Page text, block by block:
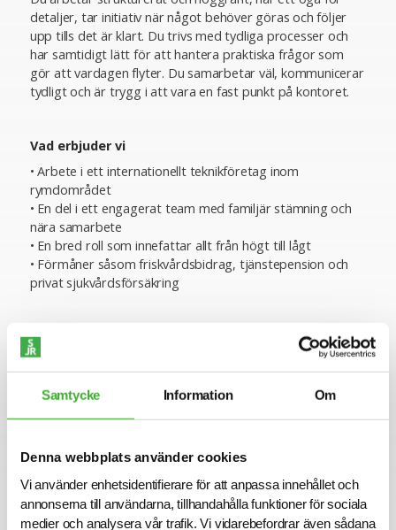
Samtycke Information Om
Denna webbplats använder cookies
Vi använder enhetsidentifierare för att anpassa innehållet och
annonserna till användarna, tillhandahålla funktioner för sociala
medier och analysera vår trafik. Vi vidarebefordrar även sådana
detaljer, tar initiativ när något behöver göras och följer
upp tills det är klart. Du trivs med tydliga processer och
har samtidigt lätt för att hantera praktiska frågor som
gör att vardagen flyter. Du samarbetar väl, kommunicerar
tydligt och är trygg i att vara en fast punkt på kontoret.
Vad erbjuder vi
• Arbete i ett internationellt teknikföretag inom
rymdområdet
• En del i ett engagerat team med familjär stämning och
nära samarbete
• En bred roll som innefattar allt från högt till lågt
• Förmåner såsom friskvårdsbidrag, tjänstepension och
privat sjukvårdsförsäkring
Om företaget
AAC Clyde Space utvecklar och levererar teknik till
företag och organisationer att få tillgång till högkvalitativ
data från rymden. Vi är experter på satellitkomponenter,
helhetslösningar som omvandlar rymddata till konkret
samhällsnytta. Tjänsterna används bland annat inom
väderövervakning, maritim säkerhet, försvar, jordbruk och
skogsbruk.